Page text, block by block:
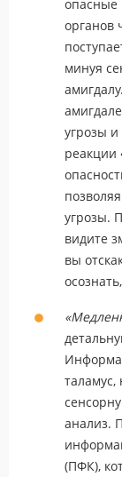
опасные
органов
минуя
угрозы
реакции
угрозы.
видите
вы
таламус,
анализ.
(ПФК),